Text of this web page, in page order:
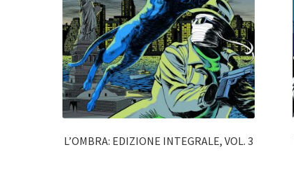
L’OMBRA: EDIZIONE INTEGRALE, VOL. 3